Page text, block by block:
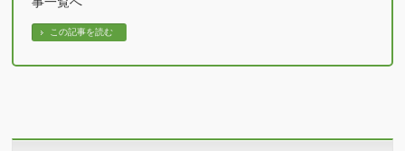
この記事を読む